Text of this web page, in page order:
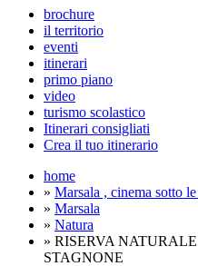
brochure
il territorio
eventi
itinerari
primo piano
video
turismo scolastico
Itinerari consigliati
Crea il tuo itinerario
home
» Marsala , cinema sotto
» Marsala
» Natura
» RISERVA
STAGNONE